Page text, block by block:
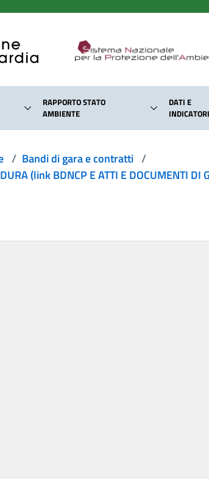
RAPPORTO STATO
AMBIENTE
DATI E
INDICATORI
/ Bandi di gara e contratti /
(link BDNCP E ATTI E DOCUMENTI DI